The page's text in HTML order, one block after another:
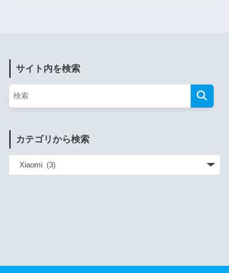
サイト内を検索
カテゴリから検索